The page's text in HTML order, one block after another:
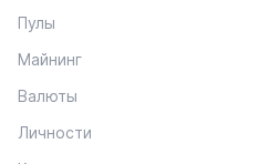
Пулы
Майнинг
Валюты
Личности